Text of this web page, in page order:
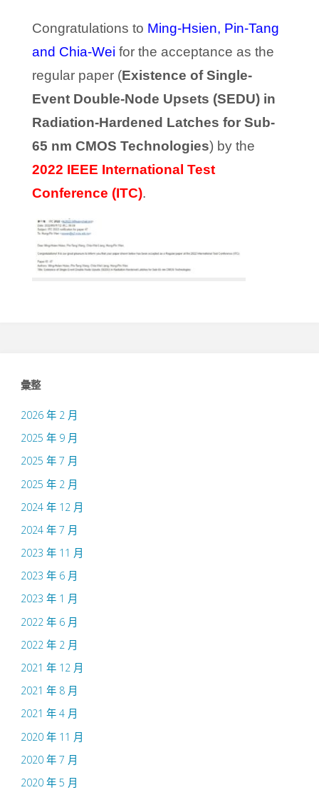
Congratulations to Ming-Hsien, Pin-Tang
and Chia-Wei for the acceptance as the
regular paper (Existence of Single-
Event Double-Node Upsets (SEDU) in
Radiation-Hardened Latches for Sub-
65 nm CMOS Technologies) by the
2022 IEEE International Test
Conference (ITC).
彙整
2026 年 2 月
2025 年 9 月
2025 年 7 月
2025 年 2 月
2024 年 12 月
2024 年 7 月
2023 年 11 月
2023 年 6 月
2023 年 1 月
2022 年 6 月
2022 年 2 月
2021 年 12 月
2021 年 8 月
2021 年 4 月
2020 年 11 月
2020 年 7 月
2020 年 5 月